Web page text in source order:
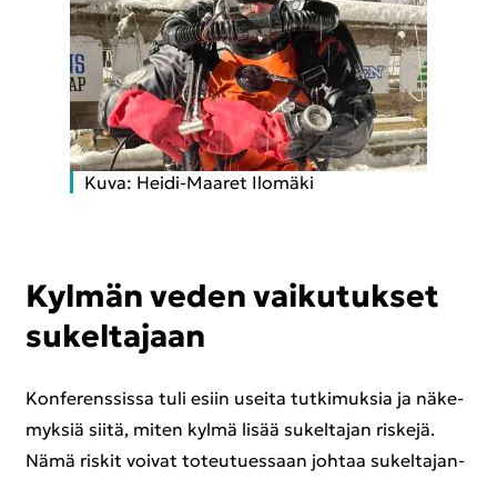
Kuva: Heidi-​Maaret Ilo­mä­ki
Kyl­män veden vai­ku­tuk­set
su­kel­ta­jaan
Kon­fe­rens­sis­sa tuli esiin usei­ta tut­ki­muk­sia ja nä­ke­
myk­siä siitä, miten kylmä lisää su­kel­ta­jan ris­ke­jä.
Nämä ris­kit voi­vat to­teu­tues­saan joh­taa su­kel­ta­jan­